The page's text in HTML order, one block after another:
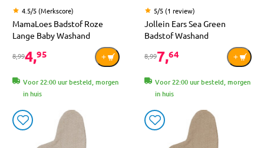
4.5/5 (Merkscore)
MamaLoes Badstof Roze
Lange Baby Washand
8,994,95
Voor 22:00 uur besteld, morgen
in huis
5/5 (1 review)
Jollein Ears Sea Green
Badstof Washand
8,997,64
Voor 22:00 uur besteld, morgen
in huis